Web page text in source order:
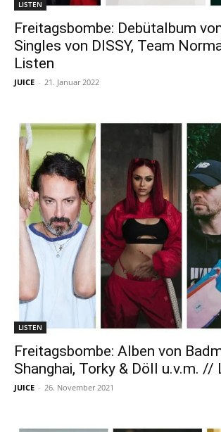
LISTEN
Freitagsbombe: Debütalbum
Singles von DISSY, Team
Listen
JUICE - 21. Januar 2022
LISTEN
Freitagsbombe: Alben von
Shanghai, Torky & Döll u.v.m. //
JUICE - 26. November 2021